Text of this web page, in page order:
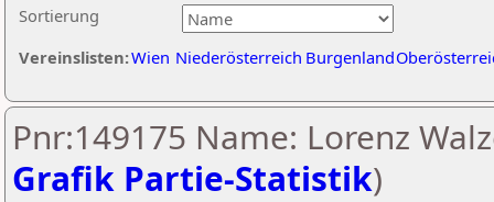
Sortierung
Vereinslisten:Wien Niederösterreich Burgenland
Pnr:149175 Name: Lorenz
Grafik Partie-Statistik)